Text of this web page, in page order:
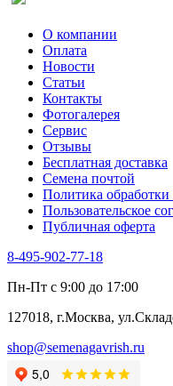
О компании
Оплата
Новости
Статьи
Контакты
Фотогалерея​
Сервис
Отзывы
Бесплатная доставка
Семена почтой
Политика
Пользовательское
Публичная оферта
8-495-902-77-18
Пн-Пт с 9:00 до 17:00
127018, г.Москва,
shop@semenagavrish.ru